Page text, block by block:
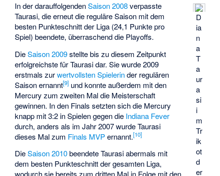
D
ia
n
a
T
a
ur
a
si
i
m
Tr
ik
ot
d
er
In der darauffolgendenSaison 2008verpasste
Taurasi, die erneut die reguläre Saison mit dem
besten Punkteschnitt der Liga (24,1 Punkte pro
Spiel) beendete, überraschend die Playoffs.
DieSaison 2009stellte bis zu diesem Zeitpunkt
erfolgreichste für Taurasi dar. Sie wurde 2009
erstmals zurwertvollsten Spielerinder regulären
Saison ernannt[9] und konnte außerdem mit den
Mercury zum zweiten Mal die Meisterschaft
gewinnen. In den Finals setzten sich die Mercury
knapp mit 3:2 in Spielen gegen die Indiana Fever
durch, anders als im Jahr 2007 wurde Taurasi
dieses Mal zum Finals MVPernannt.[10]
DieSaison 2010beendete Taurasi abermals mit
dem besten Punkteschnitt der gesamten Liga,
wodurch sie bereits zum dritten Mal in Folge mit den